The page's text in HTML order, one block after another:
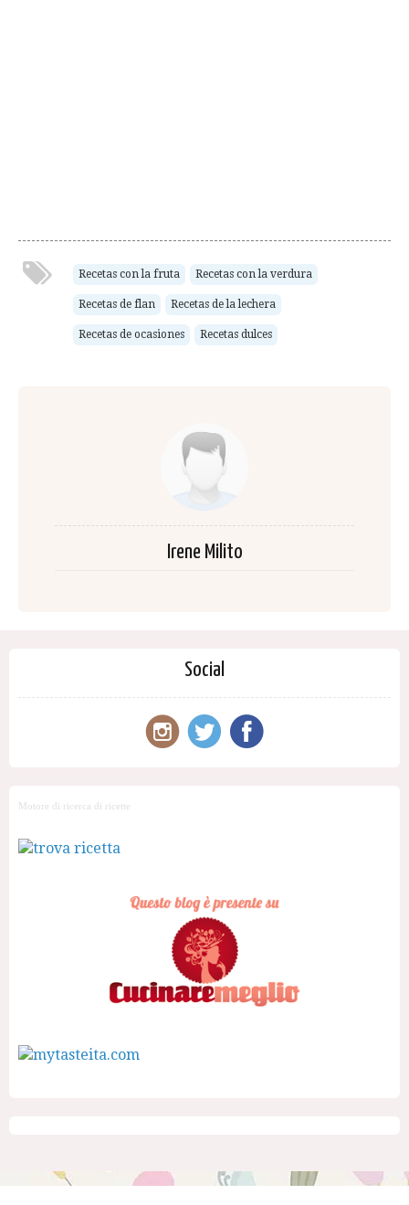
Recetas con la fruta Recetas con la verdura
Recetas de flan Recetas de la lechera
Recetas de ocasiones Recetas dulces
Irene Milito
Social
Motore di ricerca di ricette